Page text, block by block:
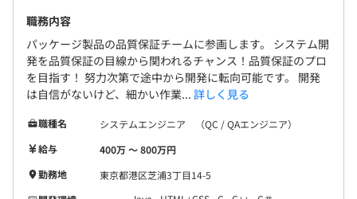
職務内容
パッケージ製品の品質保証チームに参画します。 システム開
発を品質保証の目線から関われるチャンス！品質保証のプロ
を目指す！ 努力次第で途中から開発に転向可能です。 開発
は自信がないけど、細かい作業... 詳しく見る
職種名
システムエンジニア （QC / QAエンジニア）
給与
400万 〜 800万円
勤務地
東京都港区芝浦3丁目14-5